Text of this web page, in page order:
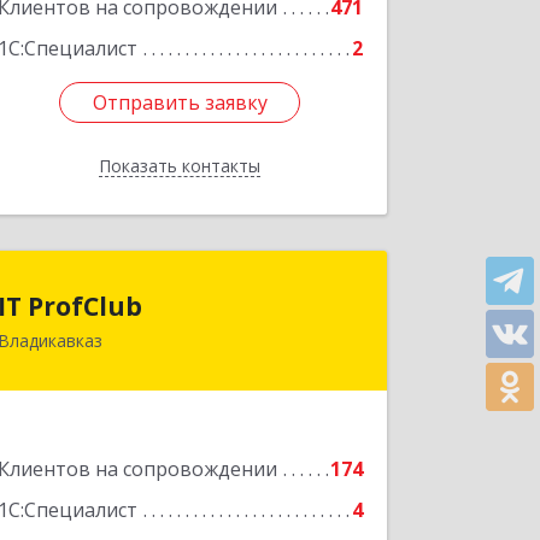
Клиентов на сопровождении
471
1С:Специалист
2
Отправить заявку
Показать контакты
Отправить заявку
Назад
IT ProfClub
Владикавказ
Клиентов на сопровождении
174
1С:Специалист
4
362045, Северная Осетия - Алания
Подробнее